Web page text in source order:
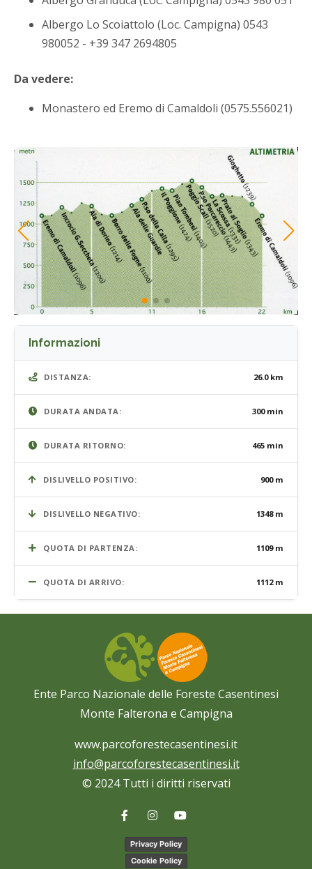
Albergo Lo Scoiattolo (Loc. Campigna) 0543
980052 - +39 347 2694805
Da vedere:
Monastero ed Eremo di Camaldoli (0575.556021)
Informazioni
DISTANZA: 26.0 km
DURATA ANDATA: 300 min
DURATA RITORNO: 465 min
DISLIVELLO POSITIVO: 900 m
DISLIVELLO NEGATIVO: 1348 m
QUOTA DI PARTENZA: 1109 m
QUOTA DI ARRIVO: 1112 m
Ente Parco Nazionale delle Foreste Casentinesi
Monte Falterona e Campigna
www.parcoforestecasentinesi.it
info@parcoforestecasentinesi.it
© 2024 Tutti i diritti riservati
Privacy Policy
Cookie Policy